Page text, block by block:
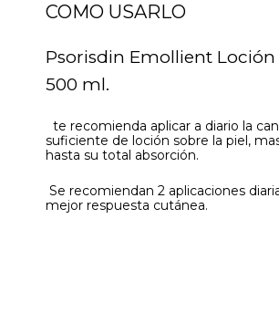
COMO USARLO
Psorisdin Emollient Loción
500 ml.
te recomienda aplicar a diario la
suficiente de loción sobre la piel,
hasta su total absorción.
Se recomiendan 2 aplicaciones
mejor respuesta cutánea.